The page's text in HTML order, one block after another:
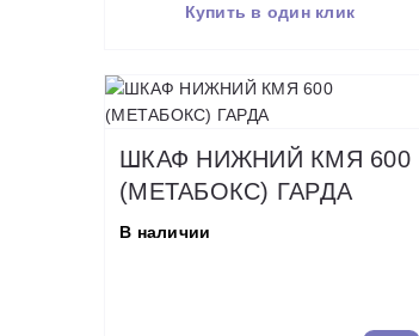
Купить в один клик
ШКАФ НИЖНИЙ КМЯ 600
(МЕТАБОКС) ГАРДА
В наличии